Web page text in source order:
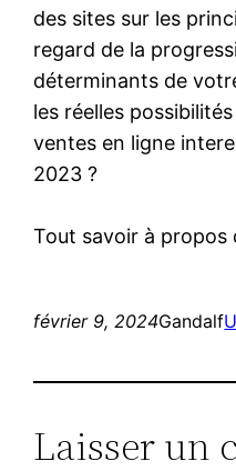
des sites sur les
regard de la
déterminants de
les réelles
ventes en ligne
2023 ?
Tout savoir à propos
février 9, 2024Gandalf
Laisser un